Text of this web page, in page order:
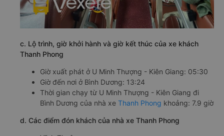
c. Lộ trình, giờ khởi hành và giờ kết thúc của xe khách
Thanh Phong
Giờ xuất phát ở U Minh Thượng - Kiên Giang: 05:30
Giờ đến nơi ở Bình Dương: 13:24
Thời gian chạy từ U Minh Thượng - Kiên Giang đi
Bình Dương của nhà xe Thanh Phong khoảng: 7.9 giờ
d. Các điểm đón khách của nhà xe Thanh Phong